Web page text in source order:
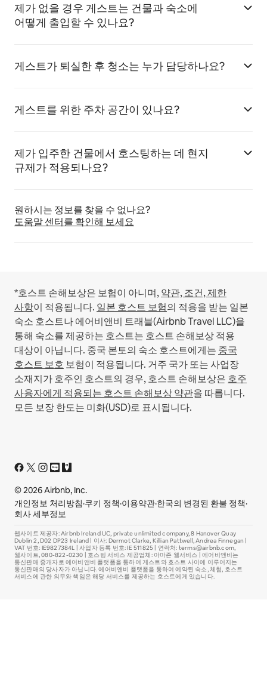
제가 없을 경우 게스트는 건물과 숙소에
어떻게 출입할 수 있나요?
게스트가 퇴실한 후 청소는 누가 담당하나요?
게스트를 위한 주차 공간이 있나요?
제가 입주한 건물에서 호스팅하는 데 현지
규제가 적용되나요?
원하시는 정보를 찾을 수 없나요?
도움말 센터를 확인해 보세요
*호스트 손해보상은 보험이 아니며,약관, 조건, 제한
사항이 적용됩니다. 일본 호스트 보험의 적용을 받는 일본
숙소 호스트나 에어비앤비 트래블(Airbnb Travel LLC)을
통해 숙소를 제공하는 호스트는 호스트 손해보상 적용
대상이 아닙니다. 중국 본토의 숙소 호스트에게는 중국
호스트 보호 보험이 적용됩니다. 거주 국가 또는 사업장
소재지가 호주인 호스트의 경우, 호스트 손해보상은 호주
사용자에게 적용되는 호스트 손해보상 약관을 따릅니다.
모든 보장 한도는 미화(USD)로 표시됩니다.
© 2026 Airbnb, Inc.
개인정보 처리방침·쿠키 정책·이용약관·한국의 변경된 환불 정책·
회사 세부정보
웹사이트 제공자: Airbnb Ireland UC, private unlimited company, 8 Hanover Quay
Dublin 2, D02 DP23 Ireland | 이사: Dermot Clarke, Killian Pattwell, Andrea Finnegan |
VAT 번호: IE9827384L | 사업자 등록 번호: IE 511825 | 연락처: terms@airbnb.com,
웹사이트, 080-822-0230 | 호스팅 서비스 제공업체: 아마존 웹서비스 | 에어비앤비는
통신판매 중개자로 에어비앤비 플랫폼을 통하여 게스트와 호스트 사이에 이루어지는
통신판매의 당사자가 아닙니다. 에어비앤비 플랫폼을 통하여 예약된 숙소, 체험, 호스트
서비스에 관한 의무와 책임은 해당 서비스를 제공하는 호스트에게 있습니다.